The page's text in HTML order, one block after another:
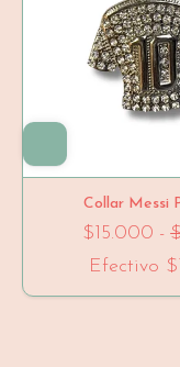
Collar Messi
$15.000 -
Efectivo